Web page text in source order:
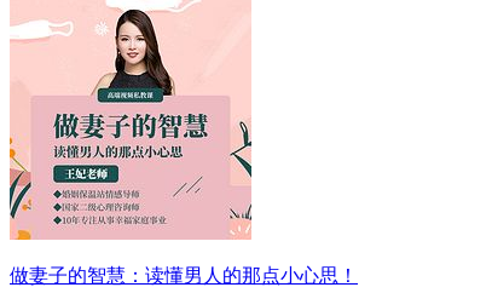
做妻子的智慧：读懂男人的那点小心思！